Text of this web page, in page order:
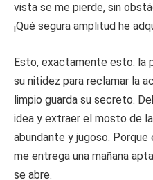
vista se me pierde, sin
¡Qué segura amplitud he
Esto, exactamente esto: la
su nitidez para reclamar la
limpio guarda su secreto.
idea y extraer el mosto de
abundante y jugoso. Porque
me entrega una mañana
se abre.